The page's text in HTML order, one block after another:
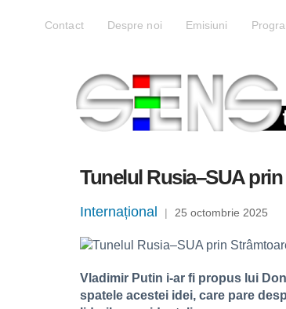
Contact Despre noi Emisiuni
Tunelul Rusia–SUA
Internațional | 25 octombrie 2025
Vladimir Putin i-ar fi propus lui
spatele acestei idei, care pare